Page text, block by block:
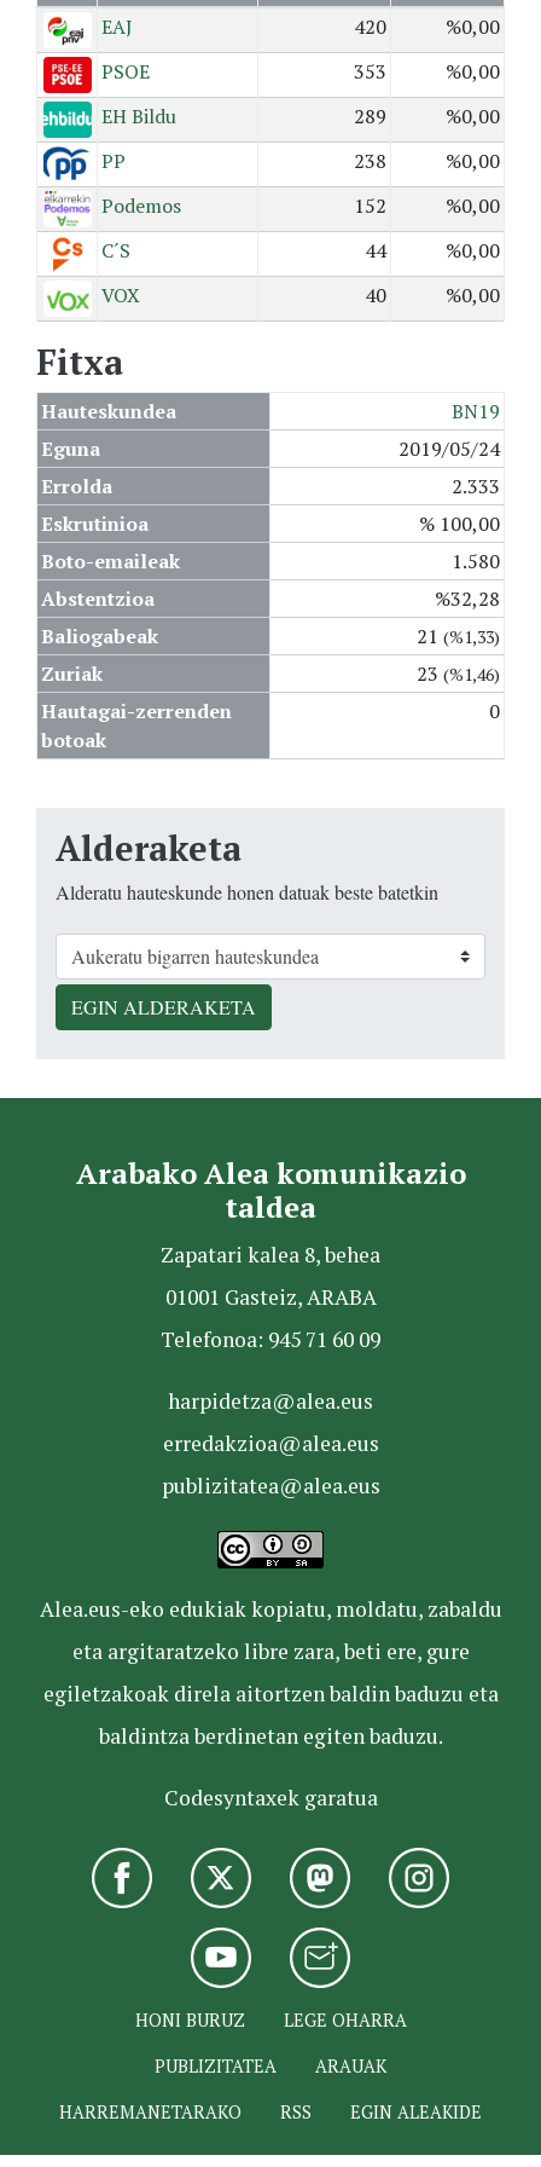
EAJ
420
%0,00
PSOE
353
%0,00
EH Bildu
289
%0,00
PP
238
%0,00
Podemos
152
%0,00
C´S
44
%0,00
VOX
40 %0,00
Fitxa
Hauteskundea
BN19
Eguna
2019/05/24
Errolda
2.333
Eskrutinioa
% 100,00
Boto-emaileak
1.580
Abstentzioa
%32,28
Baliogabeak
21 (%1,33)
Zuriak 23 (%1,46)
Hautagai-zerrenden
botoak
0
Alderaketa
Alderatu hauteskunde honen datuak beste batetkin
EGIN ALDERAKETA
Arabako Alea komunikazio
taldea
Zapatari kalea 8, behea
01001 Gasteiz, ARABA
Telefonoa: 945 71 60 09
harpidetza@alea.eus
erredakzioa@alea.eus
publizitatea@alea.eus
Alea.eus-eko edukiak kopiatu, moldatu, zabaldu
eta argitaratzeko libre zara, beti ere, gure
egiletzakoak direla aitortzen baldin baduzu eta
baldintza berdinetan egiten baduzu.
Codesyntaxek garatua
HONI BURUZ
LEGE OHARRA
PUBLIZITATEA
ARAUAK
HARREMANETARAKO
RSS EGIN ALEAKIDE